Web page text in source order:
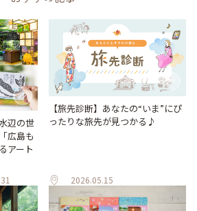
辺の世
広島も
アート
【旅先診断】あなたの“いま”にぴ
ったりな旅先が見つかる♪
2026.05.15